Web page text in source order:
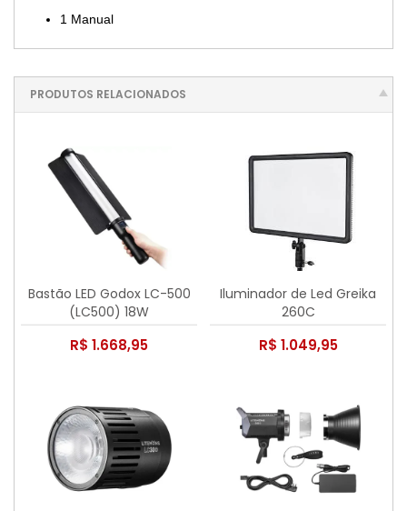
1 Manual
PRODUTOS RELACIONADOS
Bastão LED Godox LC-500
(LC500) 18W
R$ 1.668,95
Iluminador de Led Greika
260C
R$ 1.049,95